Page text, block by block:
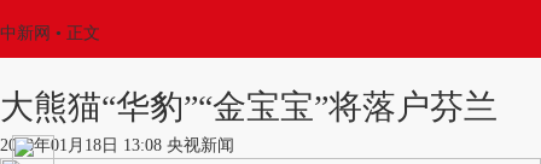
中新网 • 正文
大熊猫“华豹”“金宝宝”将落户芬兰
2018年01月18日 13:08 央视新闻